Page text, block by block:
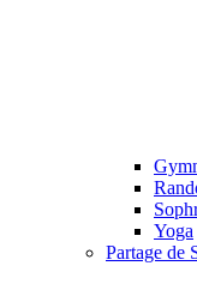
Yoga
Partage de